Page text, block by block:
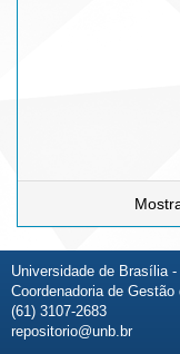
Universidade de Brasília
Coordenadoria de
(61) 3107-2683
repositorio@unb.br